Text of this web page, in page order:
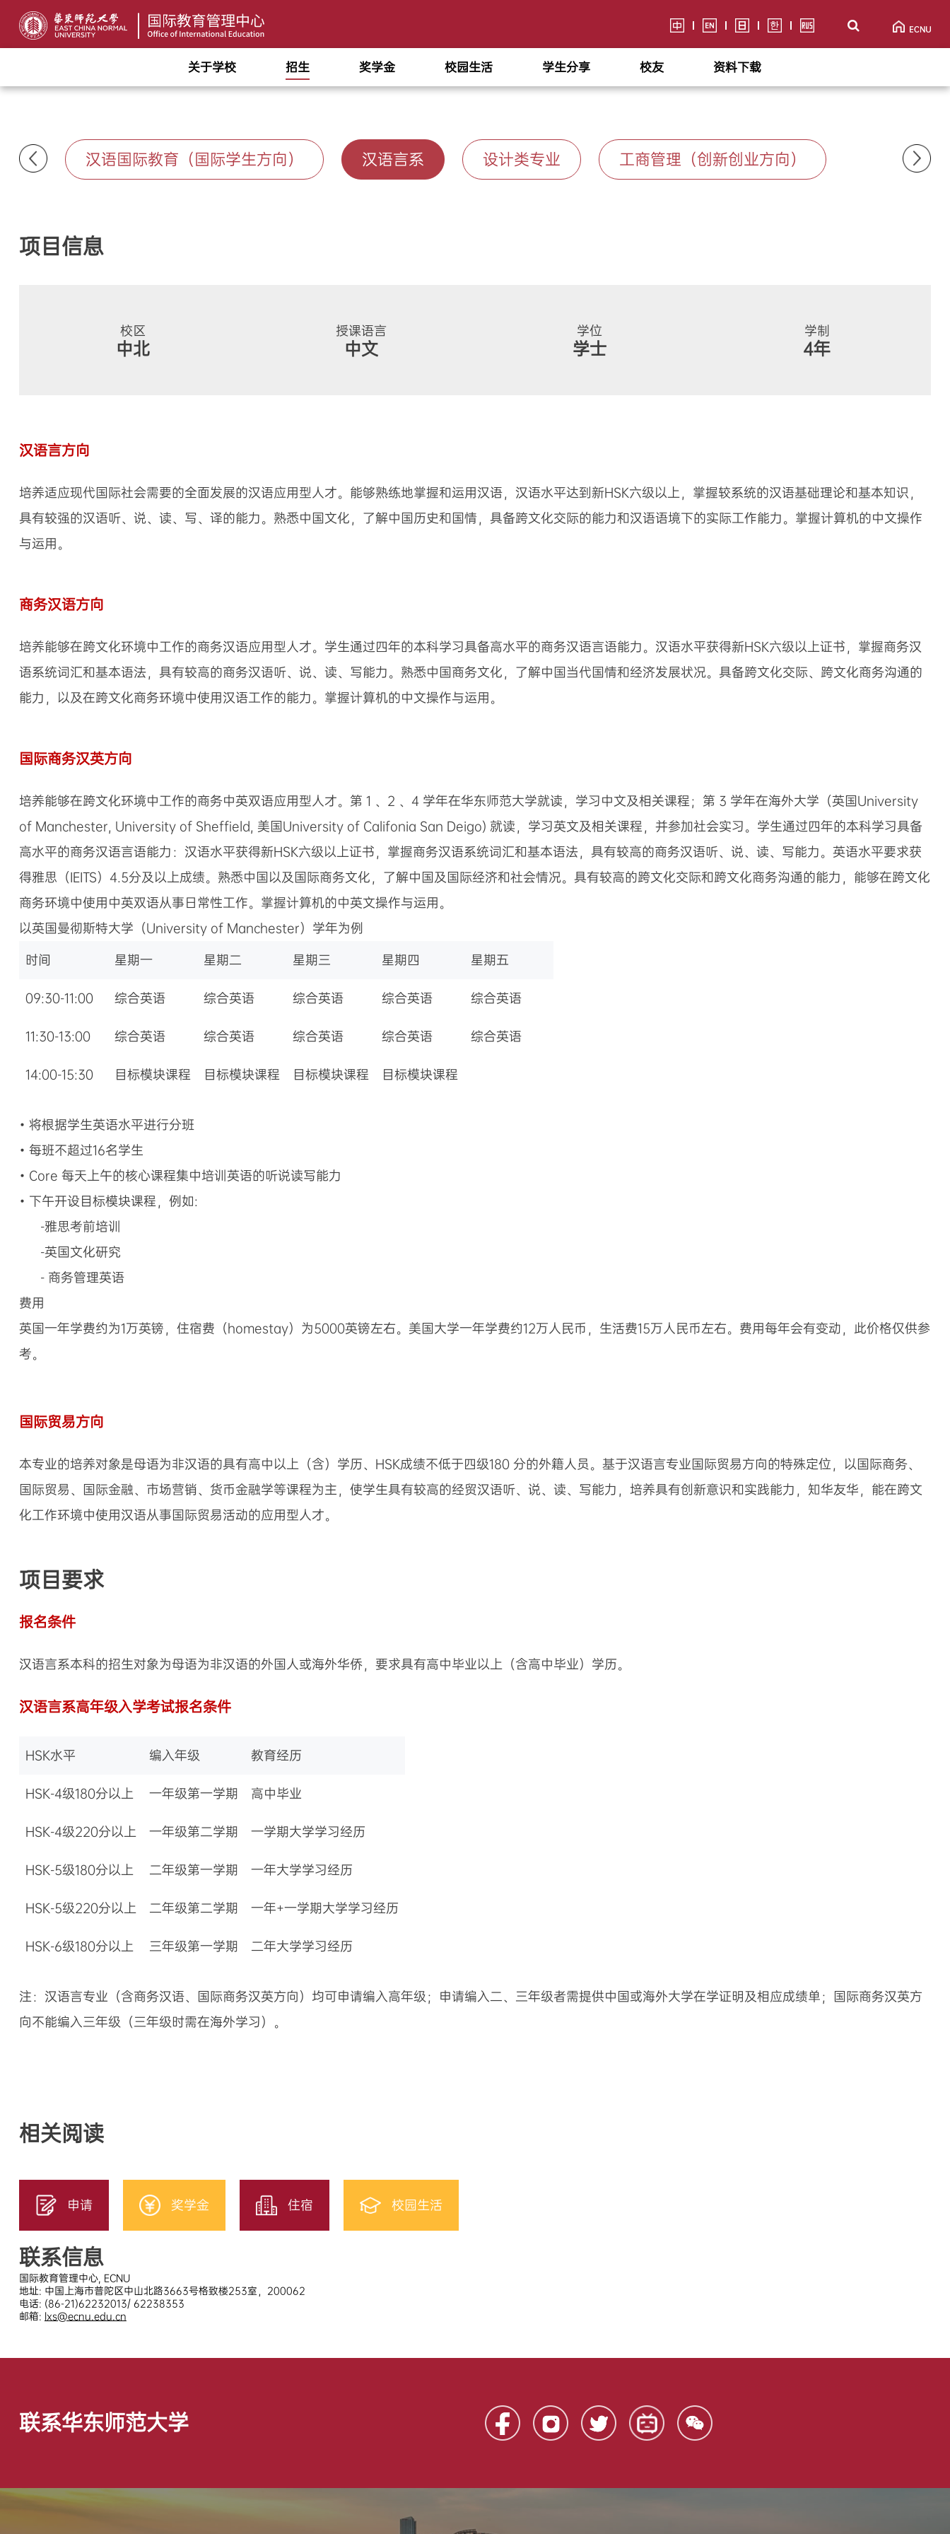
关于学校 招生 奖学金 校园生活 学生分享 校友 资料下载
汉语国际教育（国际学生方向） 汉语言系 设计类专业 工商管理（创新创业方向）
项目信息
校区
中北
授课语言
中文
学位
学士
学制
4年
汉语言方向
培养适应现代国际社会需要的全面发展的汉语应用型人才。能够熟练地掌握和运用汉语，汉语水平达到新HSK六级以上，掌握较系统的汉语基础理论和基本知识，
具有较强的汉语听、说、读、写、译的能力。熟悉中国文化，了解中国历史和国情，具备跨文化交际的能力和汉语语境下的实际工作能力。掌握计算机的中文操作
与运用。
商务汉语方向
培养能够在跨文化环境中工作的商务汉语应用型人才。学生通过四年的本科学习具备高水平的商务汉语言语能力。汉语水平获得新HSK六级以上证书，掌握商务汉
语系统词汇和基本语法，具有较高的商务汉语听、说、读、写能力。熟悉中国商务文化，了解中国当代国情和经济发展状况。具备跨文化交际、跨文化商务沟通的
能力，以及在跨文化商务环境中使用汉语工作的能力。掌握计算机的中文操作与运用。
国际商务汉英方向
培养能够在跨文化环境中工作的商务中英双语应用型人才。第 1 、2 、4 学年在华东师范大学就读，学习中文及相关课程；第 3 学年在海外大学（英国University
of Manchester, University of Sheffield, 美国University of Califonia San Deigo) 就读，学习英文及相关课程，并参加社会实习。学生通过四年的本科学习具备
高水平的商务汉语言语能力：汉语水平获得新HSK六级以上证书，掌握商务汉语系统词汇和基本语法，具有较高的商务汉语听、说、读、写能力。英语水平要求获
得雅思（IEITS）4.5分及以上成绩。熟悉中国以及国际商务文化，了解中国及国际经济和社会情况。具有较高的跨文化交际和跨文化商务沟通的能力，能够在跨文化
商务环境中使用中英双语从事日常性工作。掌握计算机的中英文操作与运用。
以英国曼彻斯特大学（University of Manchester）学年为例
时间
星期一 星期二 星期三 星期四 星期五
09:30-11:00 综合英语 综合英语 综合英语 综合英语 综合英语
11:30-13:00 综合英语 综合英语 综合英语 综合英语 综合英语
14:00-15:30 目标模块课程 目标模块课程 目标模块课程 目标模块课程
• 将根据学生英语水平进行分班
• 每班不超过16名学生
• Core 每天上午的核心课程集中培训英语的听说读写能力
• 下午开设目标模块课程，例如:
-雅思考前培训
-英国文化研究
- 商务管理英语
费用
英国一年学费约为1万英镑，住宿费（homestay）为5000英镑左右。美国大学一年学费约12万人民币，生活费15万人民币左右。费用每年会有变动，此价格仅供参
考。
国际贸易方向
本专业的培养对象是母语为非汉语的具有高中以上（含）学历、HSK成绩不低于四级180 分的外籍人员。基于汉语言专业国际贸易方向的特殊定位，以国际商务、
国际贸易、国际金融、市场营销、货币金融学等课程为主，使学生具有较高的经贸汉语听、说、读、写能力，培养具有创新意识和实践能力，知华友华，能在跨文
化工作环境中使用汉语从事国际贸易活动的应用型人才。
项目要求
报名条件
汉语言系本科的招生对象为母语为非汉语的外国人或海外华侨，要求具有高中毕业以上（含高中毕业）学历。
汉语言系高年级入学考试报名条件
HSK水平 编入年级 教育经历
HSK-4级180分以上 一年级第一学期 高中毕业
HSK-4级220分以上 一年级第二学期 一学期大学学习经历
HSK-5级180分以上 二年级第一学期 一年大学学习经历
HSK-5级220分以上 二年级第二学期 一年+一学期大学学习经历
HSK-6级180分以上 三年级第一学期 二年大学学习经历
注：汉语言专业（含商务汉语、国际商务汉英方向）均可申请编入高年级；申请编入二、三年级者需提供中国或海外大学在学证明及相应成绩单；国际商务汉英方
向不能编入三年级（三年级时需在海外学习）。
相关阅读
申请 奖学金 住宿 校园生活
联系信息
国际教育管理中心, ECNU
地址: 中国上海市普陀区中山北路3663号格致楼253室，200062
电话: (86-21)62232013/ 62238353
邮箱: lxs@ecnu.edu.cn
联系华东师范大学